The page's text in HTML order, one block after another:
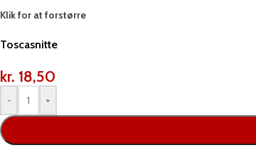
Klik for at forstørre
Toscasnitte
kr. 18,50
- +